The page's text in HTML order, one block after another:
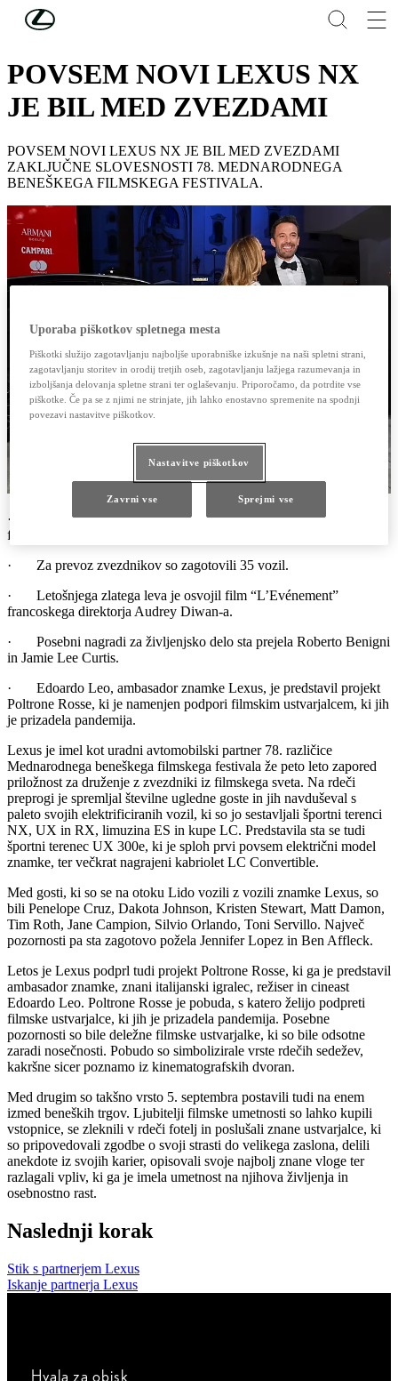
Skip to Main Content
ODKRIJTE LEXUS
POVSEM NOVI LEXUS NX
JE BIL MED ZVEZDAMI
POVSEM NOVI LEXUS NX JE BIL MED ZVEZDAMI
ZAKLJUČNE SLOVESNOSTI 78. MEDNARODNEGA
BENEŠKEGA FILMSKEGA FESTIVALA.
· Lexus je bil že peto leto zapored partner Beneškega filmskega
festivala.
· Za prevoz zvezdnikov so zagotovili 35 vozil.
· Letošnjega zlatega leva je osvojil film “L’Evénement”
francoskega direktorja Audrey Diwan-a.
· Posebni nagradi za življenjsko delo sta prejela Roberto Benigni
in Jamie Lee Curtis.
· Edoardo Leo, ambasador znamke Lexus, je predstavil projekt
Poltrone Rosse, ki je namenjen podpori filmskim ustvarjalcem, ki jih
je prizadela pandemija.
Lexus je imel kot uradni avtomobilski partner 78. različice
Mednarodnega beneškega filmskega festivala že peto leto zapored
priložnost za druženje z zvezdniki iz filmskega sveta. Na rdeči
preprogi je spremljal številne ugledne goste in jih navduševal s
paleto svojih elektrificiranih vozil, ki so jo sestavljali športni terenci
NX, UX in RX, limuzina ES in kupe LC. Predstavila sta se tudi
športni terenec UX 300e, ki je sploh prvi povsem električni model
znamke, ter večkrat nagrajeni kabriolet LC Convertible.
Med gosti, ki so se na otoku Lido vozili z vozili znamke Lexus, so
bili Penelope Cruz, Dakota Johnson, Kristen Stewart, Matt Damon,
Tim Roth, Jane Campion, Silvio Orlando, Toni Servillo. Največ
pozornosti pa sta zagotovo požela Jennifer Lopez in Ben Affleck.
Letos je Lexus podprl tudi projekt Poltrone Rosse, ki ga je predstavil
ambasador znamke, znani italijanski igralec, režiser in cineast
Edoardo Leo. Poltrone Rosse je pobuda, s katero želijo podpreti
filmske ustvarjalce, ki jih je prizadela pandemija. Posebne
pozornosti so bile deležne filmske ustvarjalke, ki so bile odsotne
zaradi nosečnosti. Pobudo so simbolizirale vrste rdečih sedežev,
kakršne sicer poznamo iz kinematografskih dvoran.
Med drugim so takšno vrsto 5. septembra postavili tudi na enem
izmed beneških trgov. Ljubitelji filmske umetnosti so lahko kupili
vstopnice, se zleknili v rdeči fotelj in poslušali znane ustvarjalce, ki
so pripovedovali zgodbe o svoji strasti do velikega zaslona, delili
anekdote iz svojih karier, opisovali svoje najbolj znane vloge ter
razlagali vpliv, ki ga je imela umetnost na njihova življenja in
osebnostno rast.
Naslednji korak
Stik s partnerjem Lexus
Iskanje partnerja Lexus
Hvala za obisk
Uporaba piškotkov spletnega mesta
Piškotki služijo zagotavljanju najboljše uporabniške izkušnje na naši spletni strani,
zagotavljanju storitev in orodij tretjih oseb, zagotavljanju lažjega razumevanja in
izboljšanja delovanja spletne strani ter oglaševanju. Priporočamo, da potrdite vse
piškotke. Če pa se z njimi ne strinjate, jih lahko enostavno spremenite na spodnji
povezavi nastavitve piškotkov.
Nastavitve piškotkov
Zavrni vse Sprejmi vse